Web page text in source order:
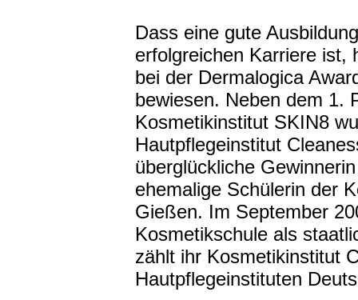
Dass eine gute
erfolgreichen Karriere ist,
bei der Dermalogica
bewiesen. Neben dem 1.
Kosmetikinstitut SKIN8
Hautpflegeinstitut
überglückliche
ehemalige Schülerin der
Gießen. Im September
Kosmetikschule als
zählt ihr Kosmetikinstitut
Hautpflegeinstituten